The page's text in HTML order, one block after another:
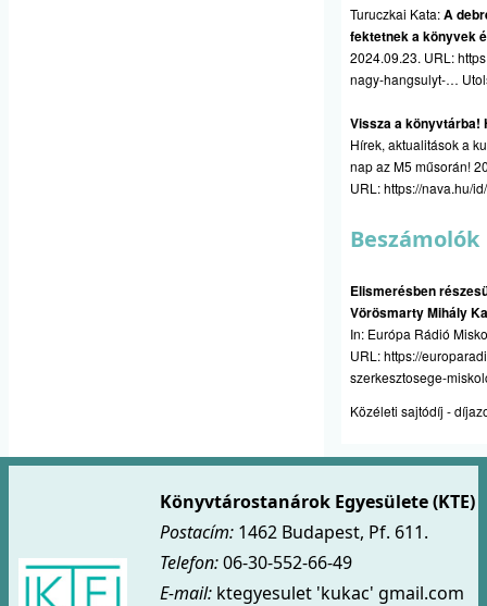
Turuczkai Kata:A
fektetnek a könyvek
2024.09.23. URL:
nagy-hangsulyt-…
Vissza a könyvtárba!
Hírek, aktualitások a
nap az M5 műsorán!
URL:https://nava.hu/
Beszámolók
Elismerésben
Vörösmarty Mihály
In: Európa Rádió
URL:https://
szerkesztosege-
Közéleti sajtódíj -
Könyvtárostanárok Egyesülete (KTE)
Postacím: 1462 Budapest, Pf. 611.
Telefon:06-30-552-66-49
E-mail: ktegyesulet 'kukac' gmail.com